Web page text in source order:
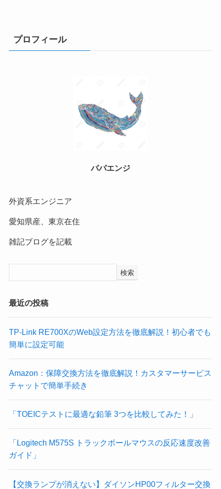
プロフィール
パパエンジ
外資系エンジニア
愛知県産、東京在住
雑記ブログを記載
検索
最近の投稿
TP-Link RE700XのWeb設定方法を徹底解説！初心者でも
簡単に設定可能
Amazon：保障交換方法を徹底解説！カスタマーサービス
チャットで簡単手続き
「TOEICテストに最適な鉛筆 3つを比較してみた！」
「Logitech M575S トラックボールマウスの反応速度改善
ガイド」
【交換ランプが消えない】ダイソンHP00フィルター交換